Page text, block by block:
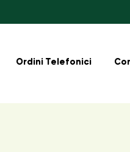
Ordini Telefonici